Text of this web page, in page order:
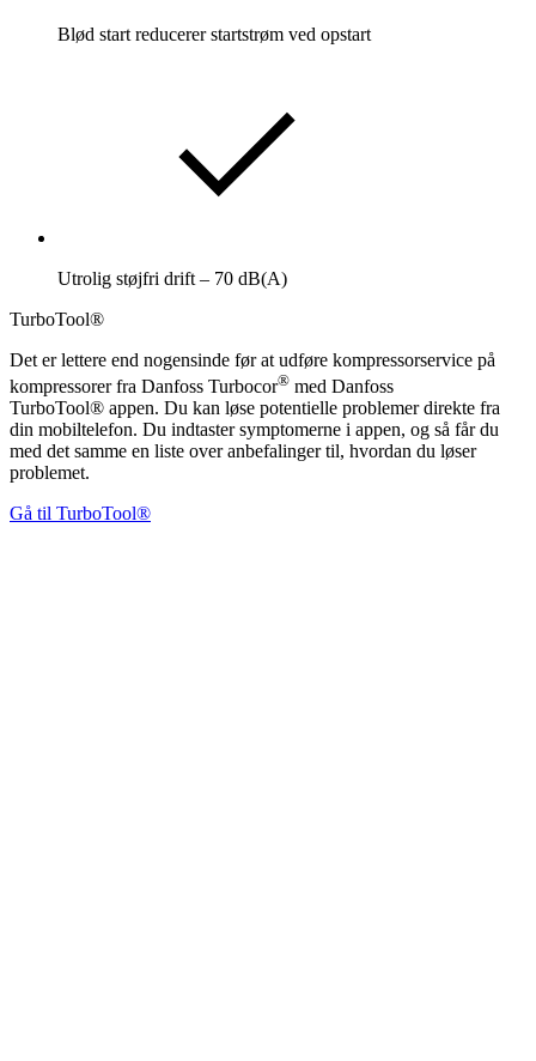
Blød start reducerer startstrøm ved opstart
Utrolig støjfri drift – 70 dB(A)
TurboTool®
Det er lettere end nogensinde før at udføre kompressorservice på
kompressorer fra Danfoss Turbocor® med Danfoss
TurboTool® appen. Du kan løse potentielle problemer direkte fra
din mobiltelefon. Du indtaster symptomerne i appen, og så får du
med det samme en liste over anbefalinger til, hvordan du løser
problemet.
Gå til TurboTool®